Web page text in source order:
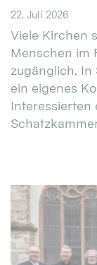
22. Juli 2026
Viele Kirchen
Menschen im
zugänglich. In
ein eigenes
Interessierten